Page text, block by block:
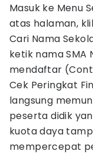
Masuk ke Menu
atas halaman,
Cari Nama
ketik nama SMA
mendaftar
Cek Peringkat
langsung
peserta didik
kuota daya
mempercepat